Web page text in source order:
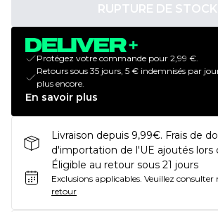
RUPTURE DE STOCK
Protégez votre commande pour 2,99 €.
Retours sous 35 jours, 5 € indemnisés par
plus encore.
En savoir plus
Livraison depuis 9,99€. Frais de
d'importation de l'UE ajoutés lors
Éligible au retour sous 21 jours
Exclusions applicables. Veuillez consulter
retour